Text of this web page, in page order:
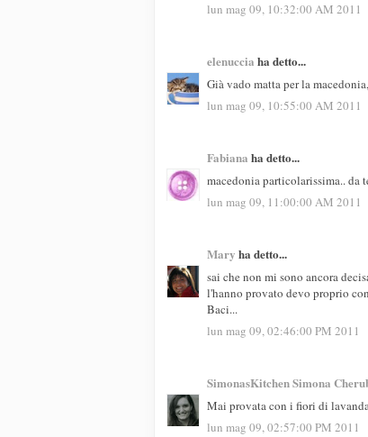
lun mag 09, 10:32:00 AM 2011
elenuccia ha detto...
Già vado matta per la
lun mag 09, 10:55:00 AM 2011
Fabiana ha detto...
macedonia particolarissima.. da
lun mag 09, 11:00:00 AM 2011
Mary ha detto...
sai che non mi sono ancora
l'hanno provato devo proprio
Baci...
lun mag 09, 02:46:00 PM 2011
SimonasKitchen Simona
Mai provata con i fiori di
lun mag 09, 02:57:00 PM 2011